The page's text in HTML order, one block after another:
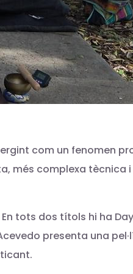
com un fenomen
més complexa tècnica
tots dos títols hi ha
presenta una